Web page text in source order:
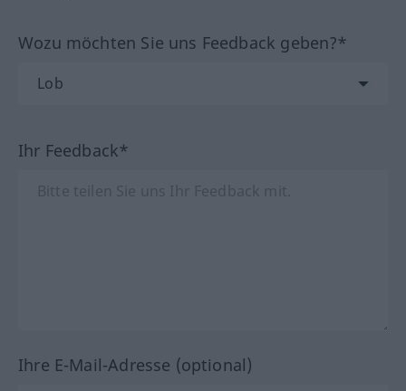
Wozu möchten Sie uns Feedback geben?*
Ihr Feedback*
Ihre E-Mail-Adresse (optional)